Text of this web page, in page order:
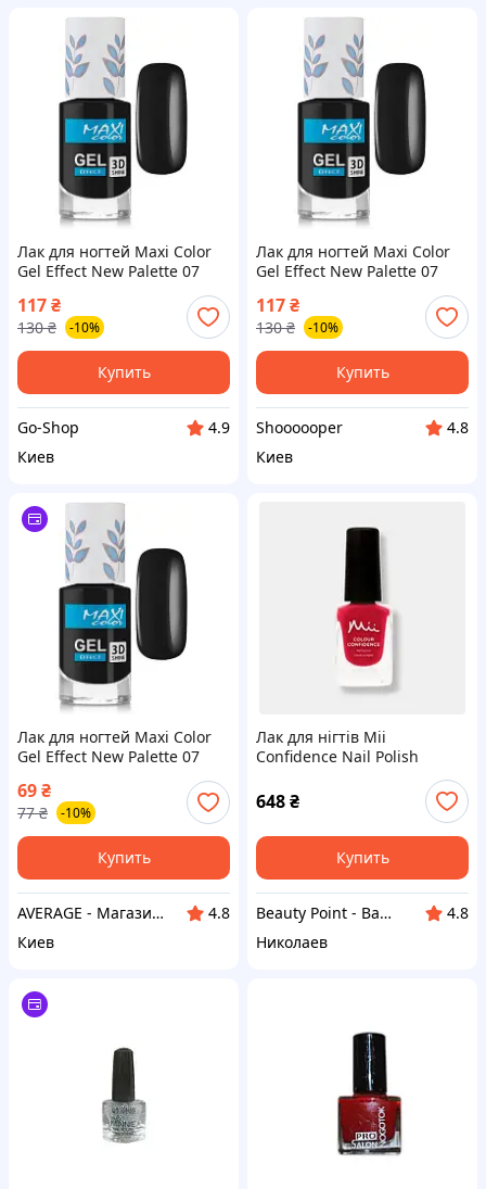
Лак для ногтей Maxi Color
Gel Effect New Palette 07
117₴
130 ₴ -10%
Купить
Go-Shop
4.9
Киев
Лак для ногтей Maxi Color
Gel Effect New Palette 07
117₴
130 ₴ -10%
Купить
Shoooooper
4.8
Киев
Лак для ногтей Maxi Color
Gel Effect New Palette 07
(4823077509681)-Гарантия!
69₴
77 ₴ -10%
Купить
AVERAGE - Магазин Без предоплати
4.8
Киев
Лак для нігтів Mii
Confidence Nail Polish
648₴
Купить
Beauty Point - Ваша точка краси
4.8
Николаев